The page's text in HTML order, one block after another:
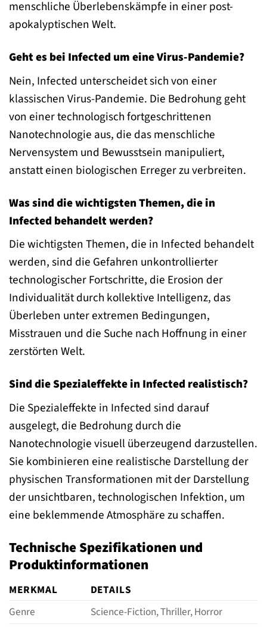
menschliche Überlebenskämpfe in einer post-
apokalyptischen Welt.
Geht es bei Infected um eine Virus-Pandemie?
Nein, Infected unterscheidet sich von einer
klassischen Virus-Pandemie. Die Bedrohung geht
von einer technologisch fortgeschrittenen
Nanotechnologie aus, die das menschliche
Nervensystem und Bewusstsein manipuliert,
anstatt einen biologischen Erreger zu verbreiten.
Was sind die wichtigsten Themen, die in
Infected behandelt werden?
Die wichtigsten Themen, die in Infected behandelt
werden, sind die Gefahren unkontrollierter
technologischer Fortschritte, die Erosion der
Individualität durch kollektive Intelligenz, das
Überleben unter extremen Bedingungen,
Misstrauen und die Suche nach Hoffnung in einer
zerstörten Welt.
Sind die Spezialeffekte in Infected realistisch?
Die Spezialeffekte in Infected sind darauf
ausgelegt, die Bedrohung durch die
Nanotechnologie visuell überzeugend darzustellen.
Sie kombinieren eine realistische Darstellung der
physischen Transformationen mit der Darstellung
der unsichtbaren, technologischen Infektion, um
eine beklemmende Atmosphäre zu schaffen.
Technische Spezifikationen und
Produktinformationen
MERKMAL
DETAILS
Genre
Science-Fiction, Thriller, Horror